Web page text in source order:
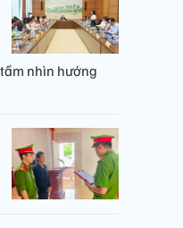
nhìn hướng